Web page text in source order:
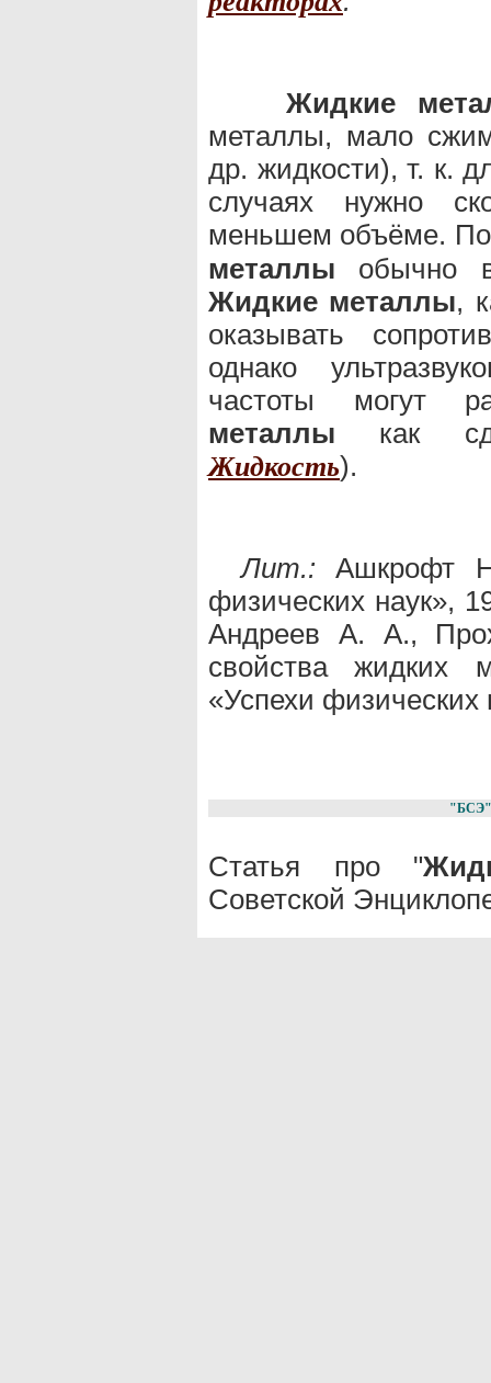
Жидкие
металлы, мало
др. жидкости), т. к.
случаях нужно
меньшем объёме.
металлы обычно
Жидкие металлы,
оказывать
однако
частоты могут
металлы как
Жидкость).
Лит.: Ашкрофт
физических наук»,
Андреев А. А.,
свойства жидких
«Успехи физических
"БСЭ"
Статья про "
Советской